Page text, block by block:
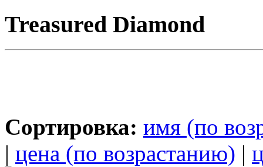
Treasured Diamond
Сортировка: имя (по
| цена (по возрастанию) |